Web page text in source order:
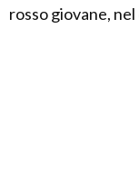
rosso giovane,